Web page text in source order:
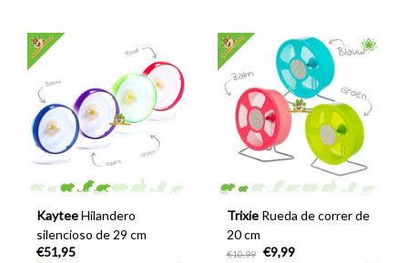
Kaytee Hilandero
silencioso de 29 cm
€51,95
Trixie Rueda de correr de
20 cm
€10,99
€9,99